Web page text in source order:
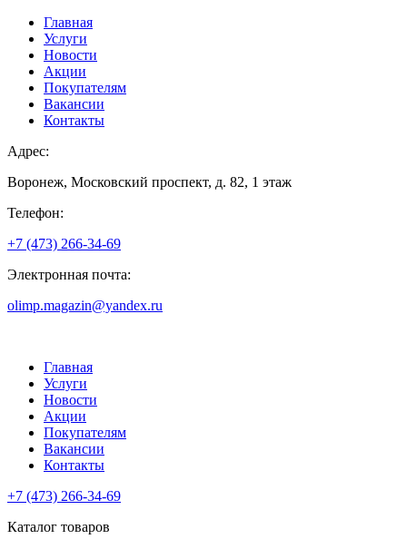
Главная
Услуги
Новости
Акции
Покупателям
Вакансии
Контакты
Адрес:
Воронеж, Московский проспект, д. 82, 1 этаж
Телефон:
+7 (473) 266-34-69
Электронная почта:
olimp.magazin@yandex.ru
Главная
Услуги
Новости
Акции
Покупателям
Вакансии
Контакты
+7 (473) 266-34-69
Каталог товаров